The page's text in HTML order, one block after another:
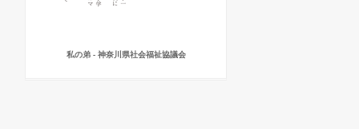
私の弟 - 神奈川県社会福祉協議会